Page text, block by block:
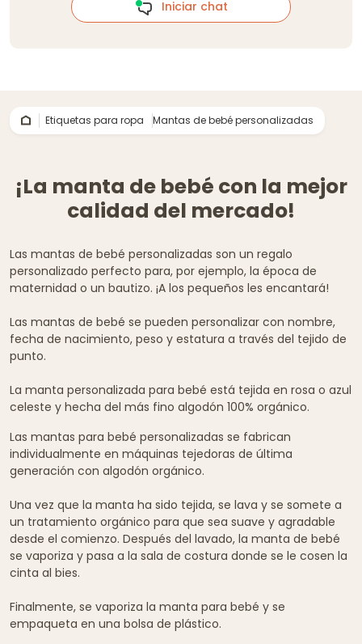
Iniciar chat
Etiquetas para ropa Mantas de bebé personalizadas
¡La manta de bebé con la mejor
calidad del mercado!
Las mantas de bebé personalizadas son un regalo
personalizado perfecto para, por ejemplo, la época de
maternidad o un bautizo. ¡A los pequeños les encantará!
Las mantas de bebé se pueden personalizar con nombre,
fecha de nacimiento, peso y estatura a través del tejido de
punto.
La manta personalizada para bebé está tejida en rosa o azul
celeste y hecha del más fino algodón 100% orgánico.
Las mantas para bebé personalizadas se fabrican
individualmente en máquinas tejedoras de última
generación con algodón orgánico.
Una vez que la manta ha sido tejida, se lava y se somete a
un tratamiento orgánico para que sea suave y agradable
desde el comienzo. Después del lavado, la manta de bebé
se vaporiza y pasa a la sala de costura donde se le cosen la
cinta al bies.
Finalmente, se vaporiza la manta para bebé y se
empaqueta en una bolsa de plástico.